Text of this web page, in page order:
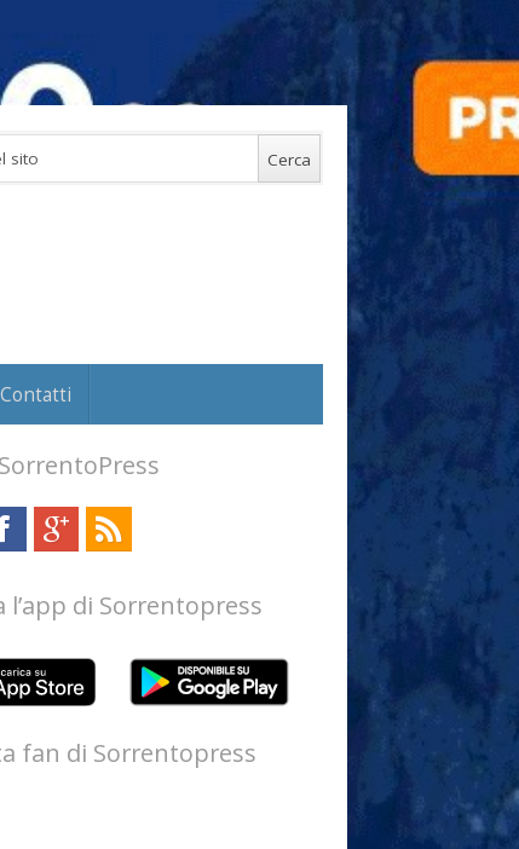
Contatti
l’app di Sorrentopress
fan di Sorrentopress